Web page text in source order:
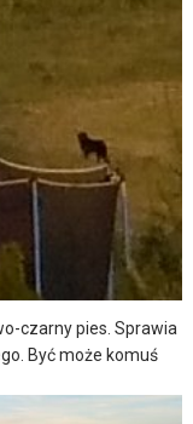
czarny pies. Sprawia
Być może komuś